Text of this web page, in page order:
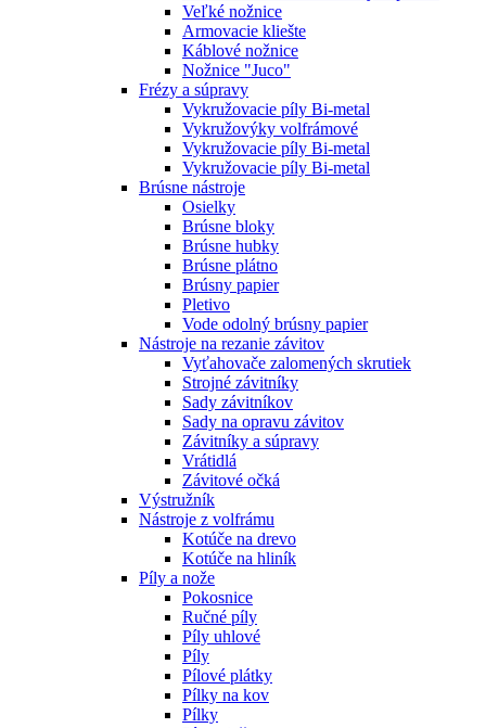
Veľké nožnice
Armovacie kliešte
Káblové nožnice
Nožnice "Juco"
Frézy a súpravy
Vykružovacie píly Bi-metal
Vykružovýky volfrámové
Vykružovacie píly Bi-metal
Vykružovacie píly Bi-metal
Brúsne nástroje
Osielky
Brúsne bloky
Brúsne hubky
Brúsne plátno
Brúsny papier
Pletivo
Vode odolný brúsny papier
Nástroje na rezanie závitov
Vyťahovače zalomených skrutiek
Strojné závitníky
Sady závitníkov
Sady na opravu závitov
Závitníky a súpravy
Vrátidlá
Závitové očká
Výstružník
Nástroje z volfrámu
Kotúče na drevo
Kotúče na hliník
Píly a nože
Pokosnice
Ručné píly
Píly uhlové
Píly
Pílové plátky
Pílky na kov
Pílky